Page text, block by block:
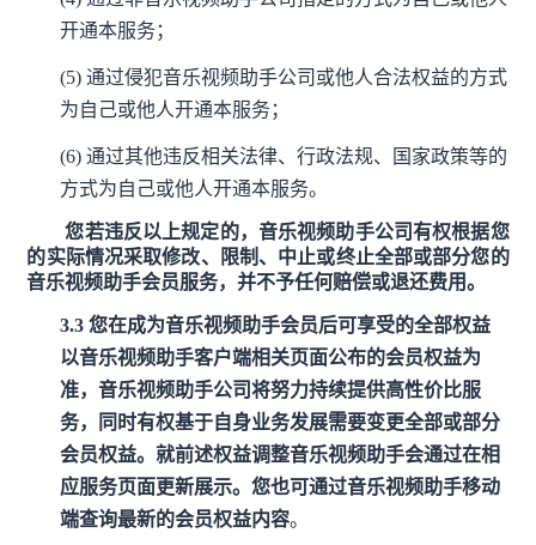
开通本服务；
(5)通过侵犯音乐视频助手公司或他人合法权益的方式
为自己或他人开通本服务；
(6)通过其他违反相关法律、行政法规、国家政策等的
方式为自己或他人开通本服务。
您若违反以上规定的，音乐视频助手公司有权根据您
的实际情况采取修改、限制、中止或终止全部或部分您的
音乐视频助手会员服务，并不予任何赔偿或退还费用。
3.3您在成为音乐视频助手会员后可享受的全部权益
以音乐视频助手客户端相关页面公布的会员权益为
准，音乐视频助手公司将努力持续提供高性价比服
务，同时有权基于自身业务发展需要变更全部或部分
会员权益。就前述权益调整音乐视频助手会通过在相
应服务页面更新展示。您也可通过音乐视频助手移动
端查询最新的会员权益内容。